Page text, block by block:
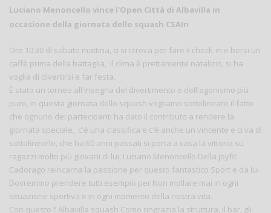
Luciano Menoncello vince l'Open Città di Albavilla in
occasione della giornata dello squash CSAIn
Ore 10:30 di sabato mattina, ci si ritrova per fare il check-in e bersi un
caffè prima della battaglia, il clima è prettamente natalizio, si ha
voglia di divertirsi e far festa.
È stato un torneo all'insegna del divertimento e dell'agonismo più
puro, in questa giornata dello squash vogliamo sottolineare il fatto
che ognuno dei partecipanti ha dato il contributo a rendere la
giornata speciale, c'è una classifica e c'è anche un vincente e ci va di
sottolinearlo, che ha 60 anni passati si porta a casa la vittoria su
ragazzi molto più giovani di lui, Luciano Menoncello Della joyfit
Cadorago reincarna la passione per questo fantastico Sport e da lui
Dovremmo prendere tutti esempio per Non mollare mai in ogni
situazione sportiva e in ogni momento della nostra vita.
Con questo l’ Albavilla squash Como ringrazia la struttura, il bar, gli